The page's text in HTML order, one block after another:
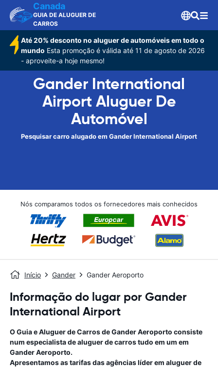
Canada
GUIA DE ALUGUER DE
CARROS
Até 20% desconto no aluguer de automóveis em todo o
mundo Esta promoção é válida até 11 de agosto de 2026
- aproveite-a hoje mesmo!
Gander International
Airport Aluguer De
Automóvel
Pesquisar carro alugado em Gander International Airport
Nós comparamos todos os fornecedores mais conhecidos
Início Gander Gander Aeroporto
Informação do lugar por Gander
International Airport
O Guia e Aluguer de Carros deGander Aeroporto consiste
num especialista de aluguer de carros tudo em um em
Gander Aeroporto.
Apresentamos as tarifas das agências líder em aluguer de